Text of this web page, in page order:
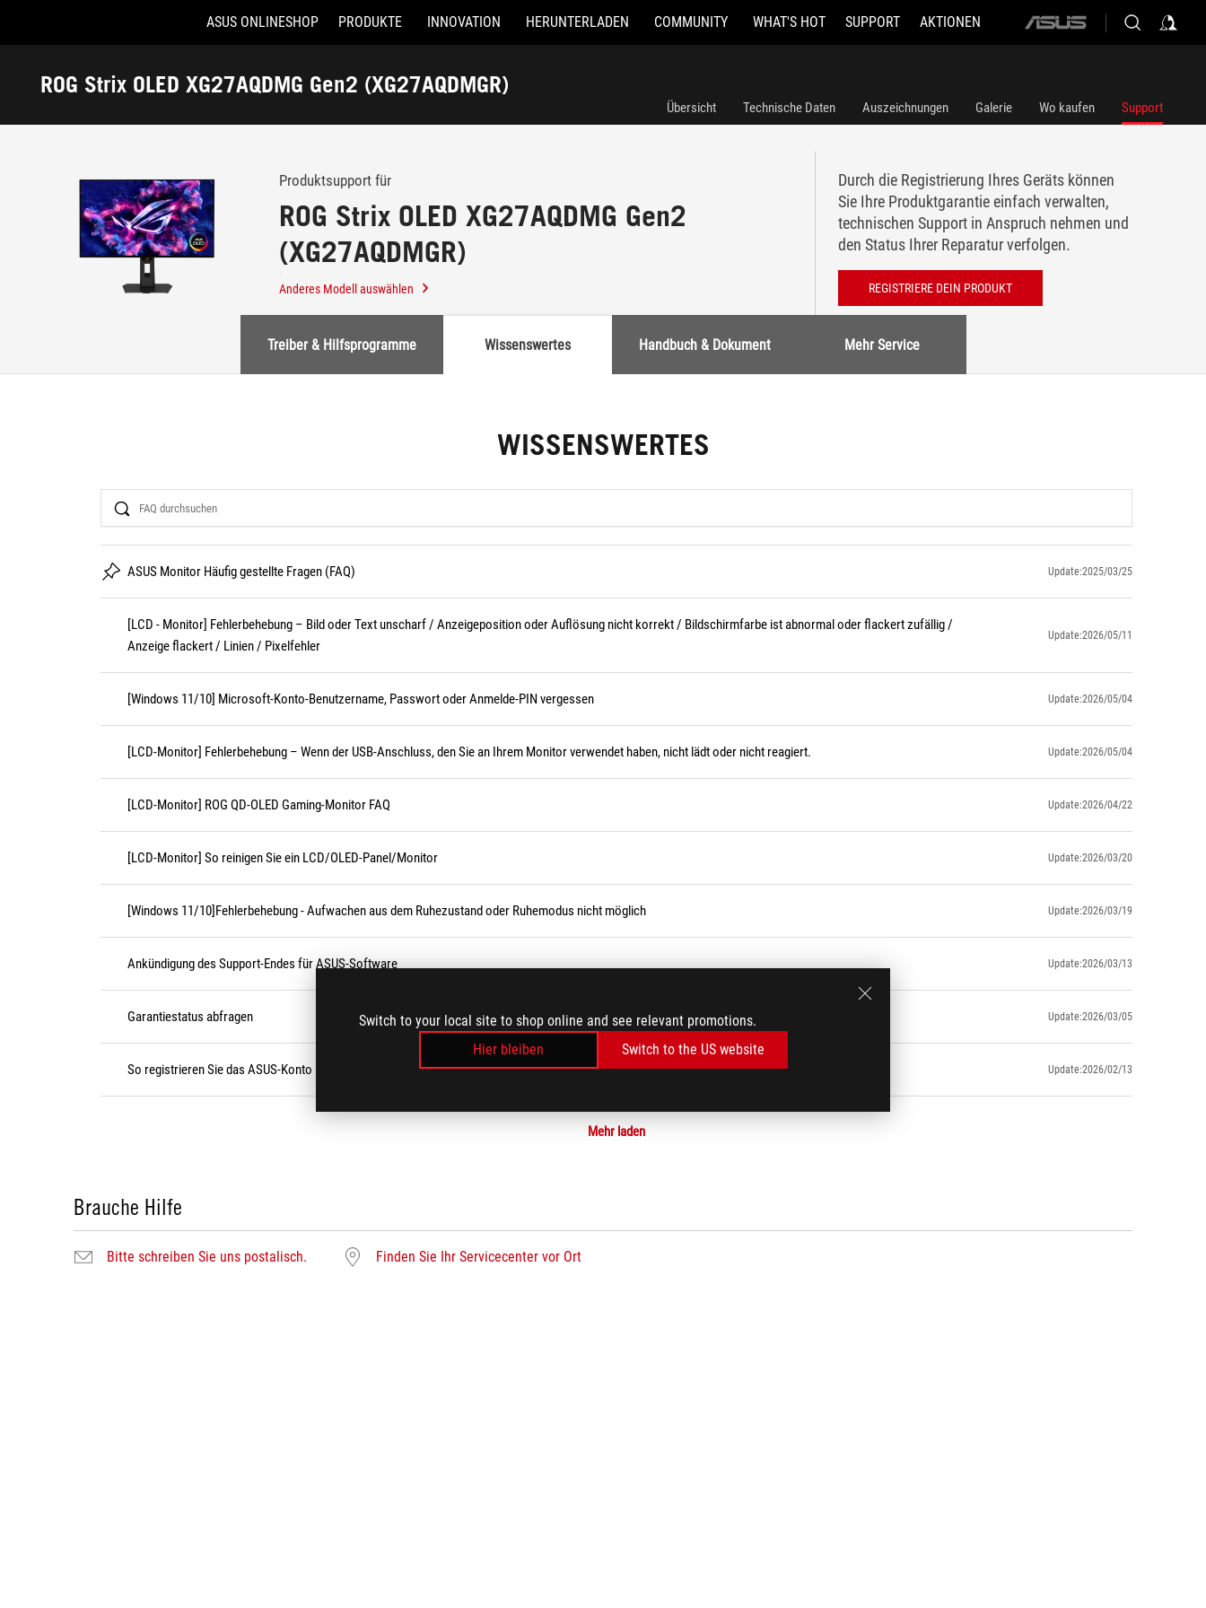
Switch to your local site to shop online and see relevant promotions.
Hier bleiben
Switch to the US website
Accessibility links
ASUS ONLINESHOP PRODUKTE INNOVATION HERUNTERLADEN COMMUNITY WHAT'S HOT SUPPORT AKTIONEN
ASUS
ROG Strix OLED XG27AQDMG Gen2 (XG27AQDMGR)
Support
Übersicht Technische Daten Auszeichnungen Galerie Wo kaufen Support
Produktsupport für
ROG Strix OLED XG27AQDMG Gen2
(XG27AQDMGR)
Anderes Modell auswählen
Durch die Registrierung Ihres Geräts können
Sie Ihre Produktgarantie einfach verwalten,
technischen Support in Anspruch nehmen und
den Status Ihrer Reparatur verfolgen.
REGISTRIERE DEIN PRODUKT
Treiber & Hilfsprogramme Wissenswertes Handbuch & Dokument Mehr Service
WISSENSWERTES
Search
ASUS Monitor Häufig gestellte Fragen (FAQ) Update:2025/03/25
[LCD - Monitor] Fehlerbehebung – Bild oder Text unscharf / Anzeigeposition oder Auflösung nicht korrekt / Bildschirmfarbe ist abnormal oder flackert zufällig /
Anzeige flackert / Linien / Pixelfehler
Update:2026/05/11
[Windows 11/10] Microsoft-Konto-Benutzername, Passwort oder Anmelde-PIN vergessen Update:2026/05/04
[LCD-Monitor] Fehlerbehebung – Wenn der USB-Anschluss, den Sie an Ihrem Monitor verwendet haben, nicht lädt oder nicht reagiert. Update:2026/05/04
[LCD-Monitor] ROG QD-OLED Gaming-Monitor FAQ Update:2026/04/22
[LCD-Monitor] So reinigen Sie ein LCD/OLED-Panel/Monitor Update:2026/03/20
[Windows 11/10]Fehlerbehebung - Aufwachen aus dem Ruhezustand oder Ruhemodus nicht möglich Update:2026/03/19
Ankündigung des Support-Endes für ASUS-Software Update:2026/03/13
Garantiestatus abfragen Update:2026/03/05
So registrieren Sie das ASUS-Konto Update:2026/02/13
Mehr laden
Brauche Hilfe
Bitte schreiben Sie uns postalisch. Finden Sie Ihr Servicecenter vor Ort